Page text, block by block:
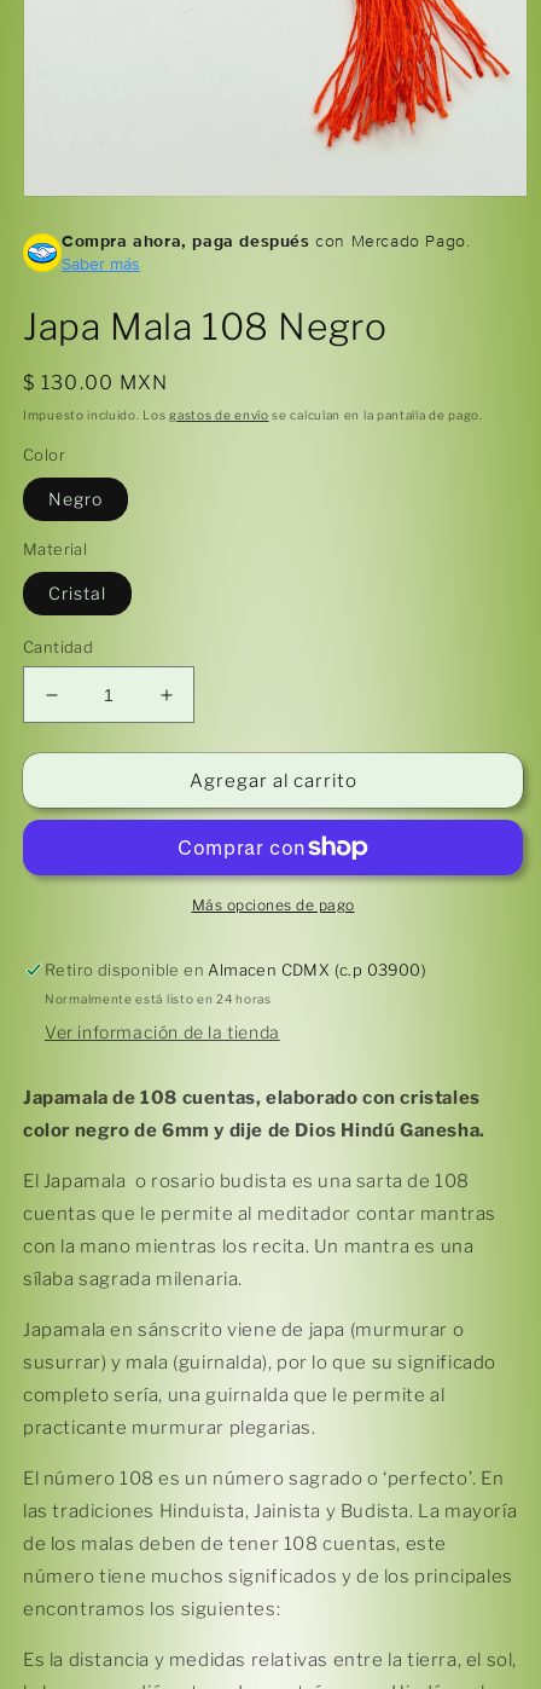
multimedia
1
en
ventana
modal
Compra ahora, paga después con Mercado Pago.
Saber más
Japa Mala 108 Negro
Precio
habitual
$ 130.00 MXN
Impuesto incluido. Losgastos de envío se calculan en la pantalla de pago.
Color
Negro
Material
Cristal
Cantidad
Reducir
cantidad
para
Mala
Aumentar
cantidad
para
Japa
Mala
Negro
Agregar al carrito
Más opciones de pago
Retiro disponible enAlmacen CDMX (c.p 03900)
Normalmente está listo en 24 horas
Ver información de la tienda
Japamala de 108 cuentas, elaborado con cristales
color negro de 6mm y dije de Dios Hindú Ganesha.
El Japamala o rosario budista es una sarta de 108
cuentas que le permite al meditador contar mantras
con la mano mientras los recita. Un mantra es una
sílaba sagrada milenaria.
Japamala en sánscrito viene de japa (murmurar o
susurrar) y mala (guirnalda), por lo que su significado
completo sería, una guirnalda que le permite al
practicante murmurar plegarias.
El número 108 es un número sagrado o ‘perfecto’. En
las tradiciones Hinduista, Jainista y Budista. La mayoría
de los malas deben de tener 108 cuentas, este
número tiene muchos significados y de los principales
encontramos los siguientes:
Es la distancia y medidas relativas entre la tierra, el sol,